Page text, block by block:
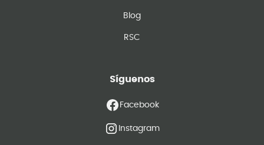
Blog
RSC
Síguenos
Facebook
Instagram